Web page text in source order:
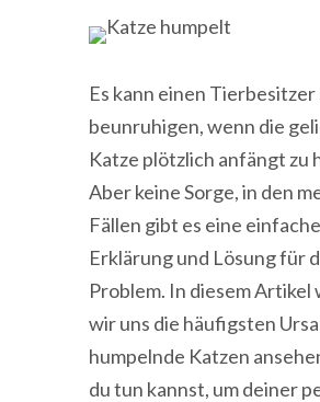
Es kann einen Tierbesitzer
beunruhigen, wenn die
Katze plötzlich anfängt zu
Aber keine Sorge, in den
Fällen gibt es eine einfache
Erklärung und Lösung für
Problem. In diesem Artikel
wir uns die häufigsten
humpelnde Katzen
du tun kannst, um deiner